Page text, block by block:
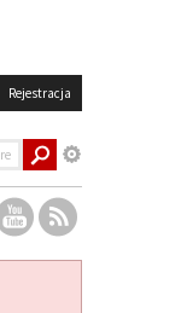
Rejestracja